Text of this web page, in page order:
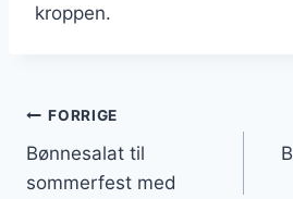
kroppen.
Indlægsnavigation
FORRIGE
Bønnesalat til
sommerfest med